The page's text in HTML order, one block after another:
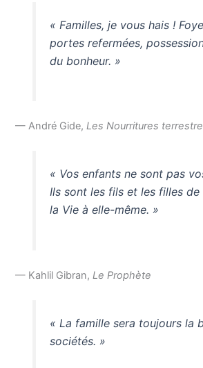
« Familles, je vous hais !
portes refermées,
du bonheur. »
— André Gide,Les Nourritures
« Vos enfants ne sont pas
Ils sont les fils et les filles de
la Vie à elle-même. »
— Kahlil Gibran,Le Prophète
« La famille sera toujours la
sociétés. »